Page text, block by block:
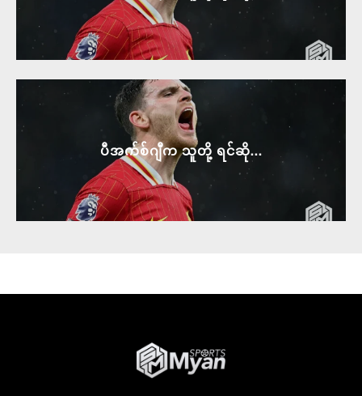
ပီအက်စ်ဂျီက သူတို့ ရင်ဆို...